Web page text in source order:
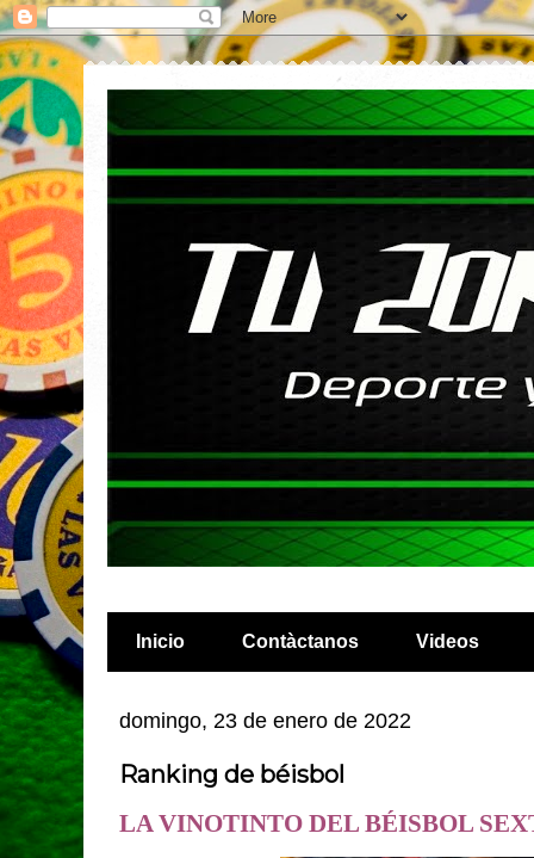
Inicio Contàctanos Videos
domingo, 23 de enero de 2022
Ranking de béisbol
LA VINOTINTO DEL BÉISBOL